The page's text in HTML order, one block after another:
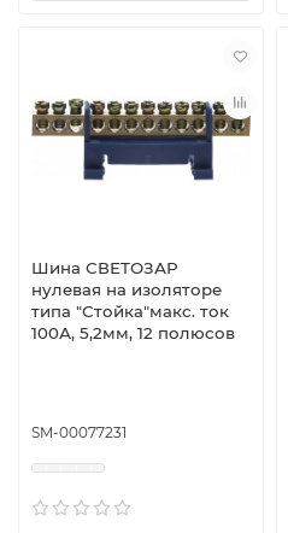
Шина СВЕТОЗАР
нулевая на изоляторе
типа ″Стойка″макс. ток
100А, 5,2мм, 12 полюсов
SM-00077231